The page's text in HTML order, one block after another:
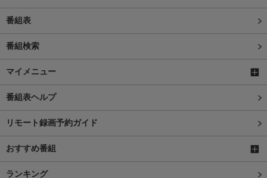
番組表
番組検索
マイメニュー
番組表ヘルプ
リモート録画予約ガイド
おすすめ番組
ランキング